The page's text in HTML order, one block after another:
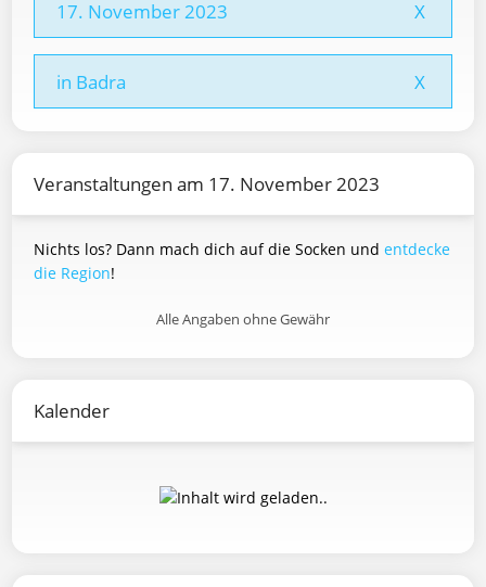
17. November 2023 X
in Badra X
Veranstaltungen am 17. November 2023
Nichts los? Dann mach dich auf die Socken und entdecke
die Region!
Alle Angaben ohne Gewähr
Kalender